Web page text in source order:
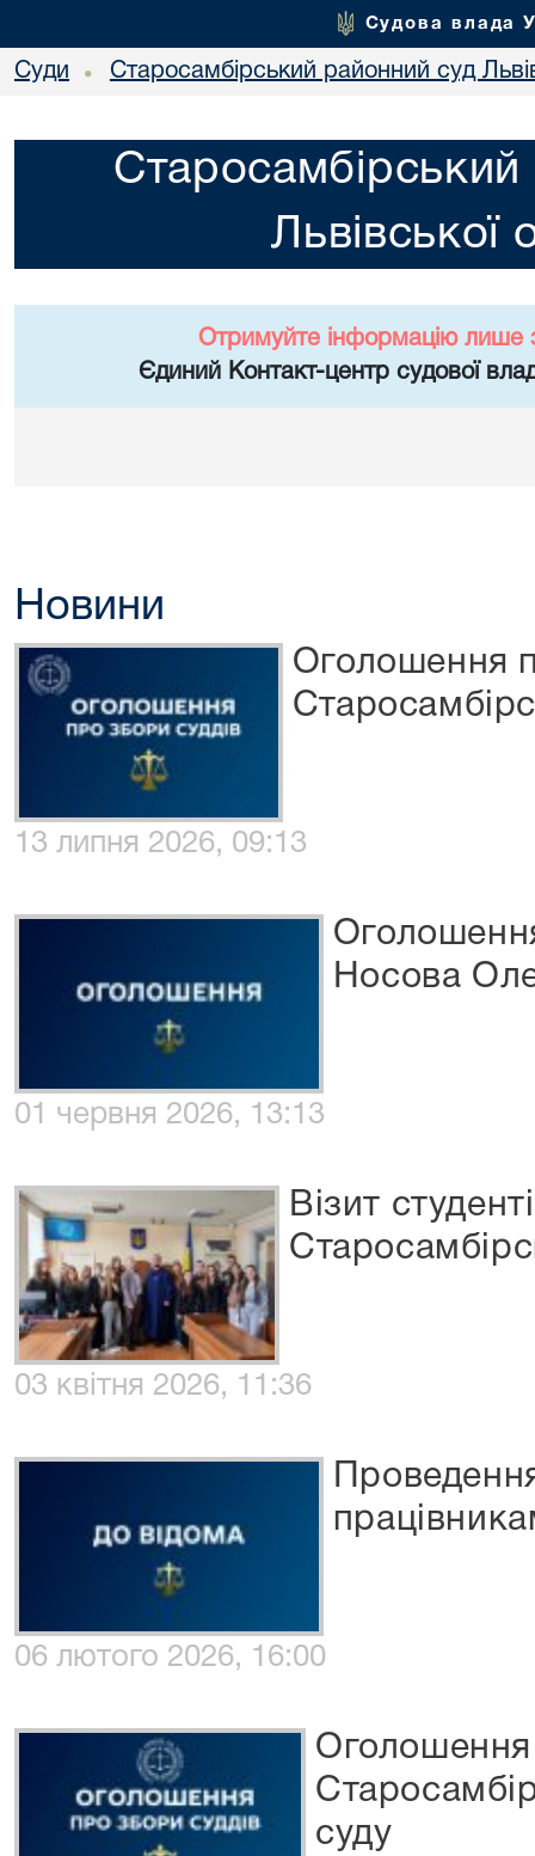
Судова влада
Суди • Старосамбірський районний суд
Львівської
Отримуйте інформацію лише
Єдиний Контакт-центр судової
Новини
Оголошення
13 липня 2026, 09:13
Носова
01 червня 2026, 13:13
Візит
03 квітня 2026, 11:36
06 лютого 2026, 16:00
Оголошення
суду